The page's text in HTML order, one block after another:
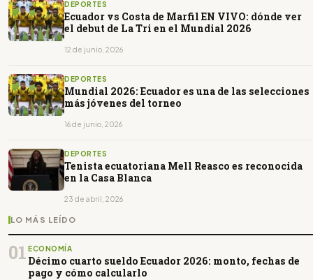
DEPORTES
Ecuador vs Costa de Marfil EN VIVO: dónde ver
el debut de La Tri en el Mundial 2026
12 de junio, 2026
DEPORTES
Mundial 2026: Ecuador es una de las selecciones
más jóvenes del torneo
16 de junio, 2026
DEPORTES
Tenista ecuatoriana Mell Reasco es reconocida
en la Casa Blanca
23 de abril, 2026
LO MÁS LEÍDO
01 ECONOMÍA
Décimo cuarto sueldo Ecuador 2026: monto, fechas de
pago y cómo calcularlo